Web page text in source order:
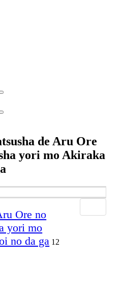
de Aru Ore
yori mo Akiraka
Ore no
yori mo
no da ga 12